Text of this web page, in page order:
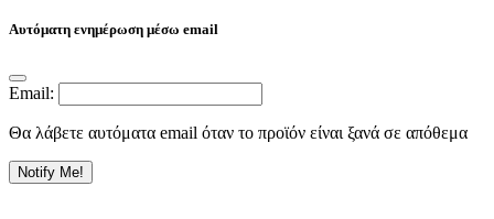
Αυτόματη ενημέρωση μέσω email
Email:
Θα λάβετε αυτόματα email όταν το προϊόν είναι ξανά σε απόθεμα
Notify Me!